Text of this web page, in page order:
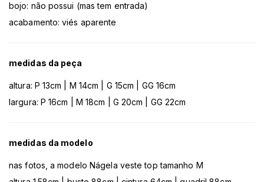
bojo: não possui (mas tem entrada)
acabamento: viés aparente
medidas da peça
altura: P 13cm | M 14cm | G 15cm | GG 16cm
largura: P 16cm | M 18cm | G 20cm | GG 22cm
medidas da modelo
nas fotos, a modelo Nágela veste top tamanho M